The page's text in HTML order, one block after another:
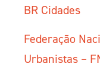
BR Cidades
Federação
Urbanistas –